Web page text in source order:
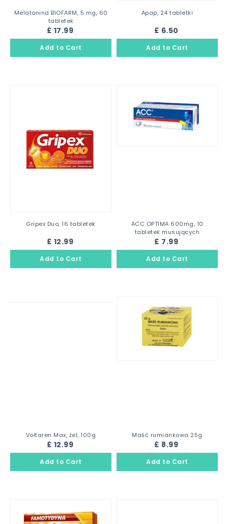
Melatonina BIOFARM, 5 mg, 60
tabletek
£ 17.99
Apap, 24 tabletki
£ 6.50
Gripex Duo, 16 tabletek
£ 12.99
ACC OPTIMA 600mg, 10
tabletek musujących
£ 7.99
Voltaren Max, żel, 100g
£ 12.99
Maść rumiankowa 25g
£ 8.99